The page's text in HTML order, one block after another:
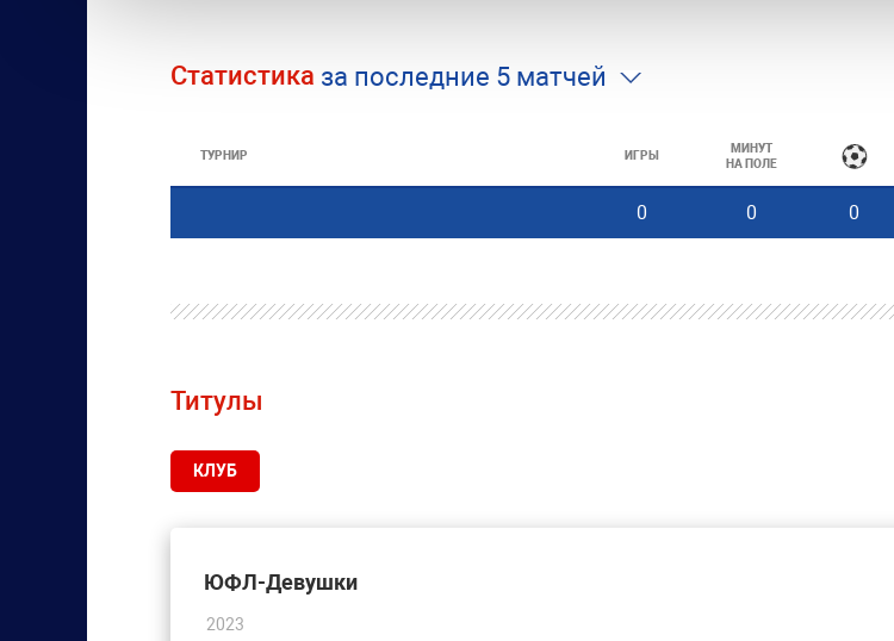
Статистика за последние 5 матчей
ТУРНИР ИГРЫ
МИНУТ
НА ПОЛЕ
0 0 0
Титулы
КЛУБ
ЮФЛ-Девушки
2023